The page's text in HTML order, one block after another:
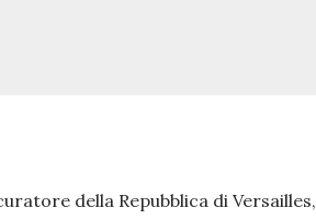
della Repubblica di Versailles,